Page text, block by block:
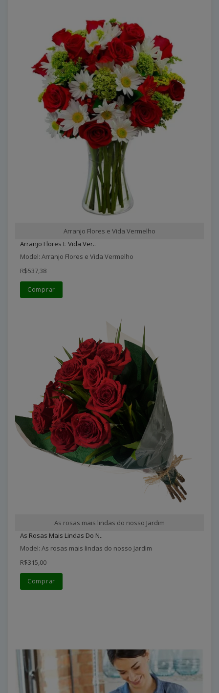
Arranjo Flores e Vida Vermelho
Arranjo Flores E Vida Ver..
Model: Arranjo Flores e Vida Vermelho
R$537,38
Comprar
As rosas mais lindas do nosso Jardim
As Rosas Mais Lindas Do N..
Model: As rosas mais lindas do nosso Jardim
R$315,00
Comprar